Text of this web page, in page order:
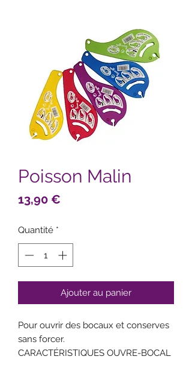
Poisson Malin
13,90 €
Quantité *
Ajouter au panier
Pour ouvrir des bocaux et conserves
sans forcer.
CARACTÉRISTIQUES OUVRE-BOCAL